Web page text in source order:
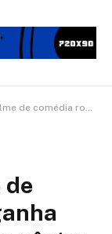
ganha primeiro trailer e novo pôster
de